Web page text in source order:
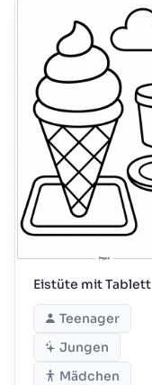
Eistüte mit Tablett
Teenager
Jungen
Mädchen